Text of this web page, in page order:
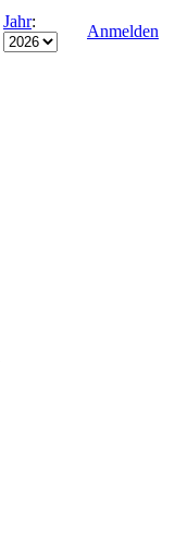
Jahr:
Anmelden